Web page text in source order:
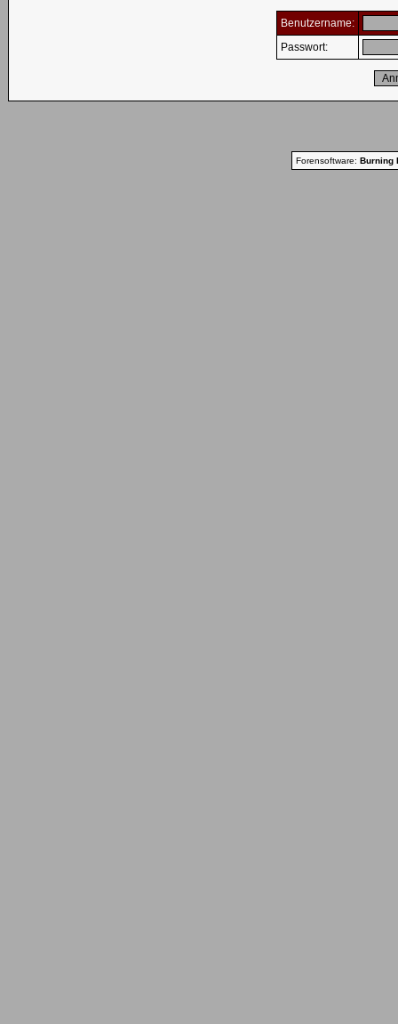
Benutzername:
Passwort:
Forensoftware: Burning